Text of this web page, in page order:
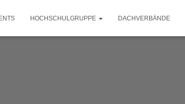
HOCHSCHULGRUPPE DACHVERBÄNDE